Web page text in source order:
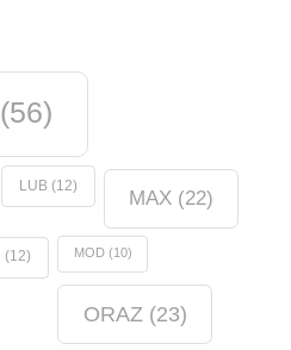
(56)
LUB(12)
MAX(22)
(12) MOD(10)
ORAZ (23)